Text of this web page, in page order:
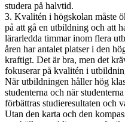
studera på halvtid.
3. Kvalitén i högskolan måste
på att gå en utbildning och att
lärarledda timmar inom flera
åren har antalet platser i den
kraftigt. Det är bra, men det
fokuserar på kvalitén i
När utbildningen håller hög
studenterna och när
förbättras studieresultaten och
Utan den karta och den